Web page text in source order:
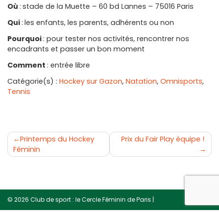
Où : stade de la Muette – 60 bd Lannes – 75016 Paris
Qui: les enfants, les parents, adhérents ou non
Pourquoi: pour tester nos activités, rencontrer nos
encadrants et passer un bon moment
Comment : entrée libre
Catégorie(s) : Hockey sur Gazon, Natation, Omnisports,
Tennis
Navigation
de
Printemps du Hockey
Féminin
Prix du Fair Play équipe !
© 2026 Club de sport : le Cercle Féminin de Paris |